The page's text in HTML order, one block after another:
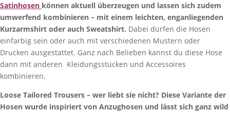
Satinhosen können aktuell überzeugen und lassen sich zudem
umwerfend kombinieren – mit einem leichten, enganliegenden
Kurzarmshirt oder auch Sweatshirt. Dabei dürfen die Hosen
einfarbig sein oder auch mit verschiedenen Mustern oder
Drucken ausgestattet. Ganz nach Belieben kannst du diese Hose
dann mit anderen Kleidungsstücken und Accessoires
kombinieren.
Loose Tailored Trousers – wer liebt sie nicht? Diese Variante der
Hosen wurde inspiriert von Anzughosen und lässt sich ganz wild